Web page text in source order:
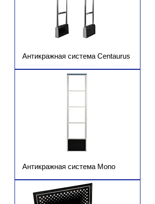
Антикражная система Centaurus
Антикражная система Mono